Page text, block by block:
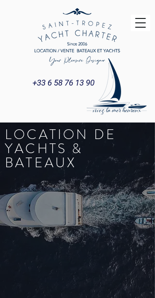
+33 6 58 76 13 90
LOCATION DE
YACHTS &
BATEAUX